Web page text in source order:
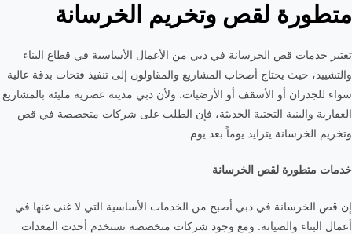
متطورة لقص وتخريم الخرسانة
تعتبر خدمات قص الخرسانة في دبي من الأعمال الأساسية في قطاع البناء
والتشييد، حيث يحتاج أصحاب المشاريع والمقاولون إلى تنفيذ فتحات بدقة عالية
سواء للجدران أو الأسقف أو الأرضيات. ولأن دبي مدينة عصرية مليئة بالمشاريع
العقارية والبنية التحتية الحديثة، فإن الطلب على شركات متخصصة في قص
وتخريم الخرسانة يتزايد يوماً بعد يوم.
خدمات متطورة لقص الخرسانة
إن قص الخرسانة في دبي أصبح من الخدمات الأساسية التي لا غنى عنها في
أعمال البناء والصيانة. ومع وجود شركات متخصصة تستخدم أحدث المعدات